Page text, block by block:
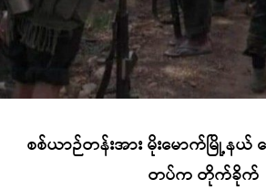
စစ်ယာဉ်တန်းအား မိုးမောက်မြို့နယ်
တပ်က တိုက်ခိုက်